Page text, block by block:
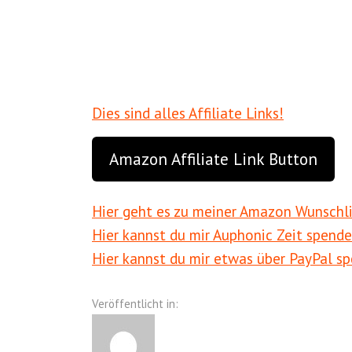
Dies sind alles Affiliate Links!
Amazon Affiliate Link Button
Hier geht es zu meiner Amazon
Hier kannst du mir Auphonic Zeit
Hier kannst du mir etwas über PayPal
Veröffentlicht in: